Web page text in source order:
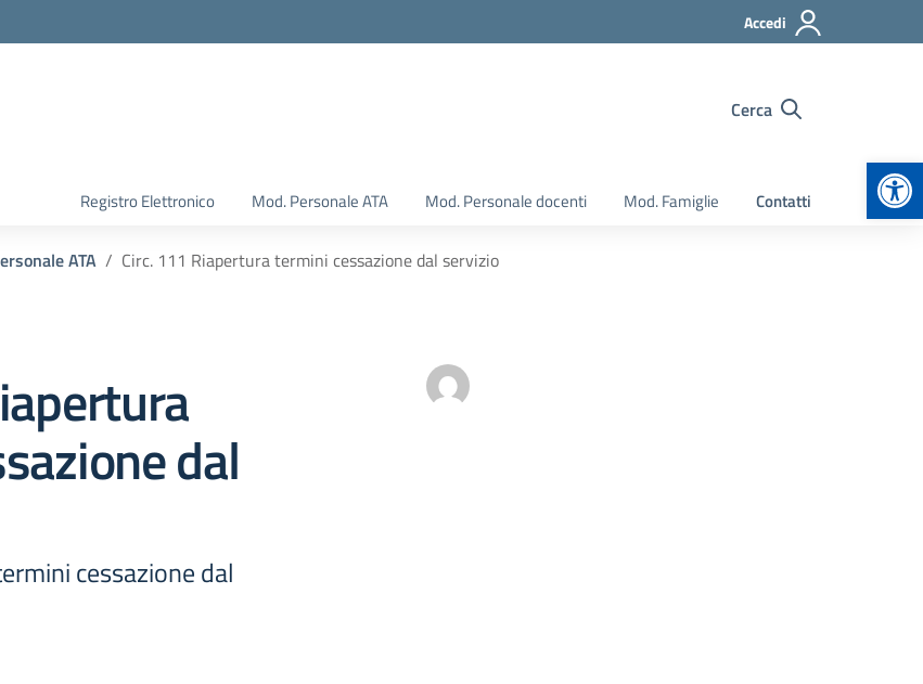
Accedi
Cerca
Registro Elettronico Mod. Personale ATA Mod. Personale docenti Mod. Famiglie Contatti
ATA Circ. 111 Riapertura termini cessazione dal servizio
dal
cessazione dal